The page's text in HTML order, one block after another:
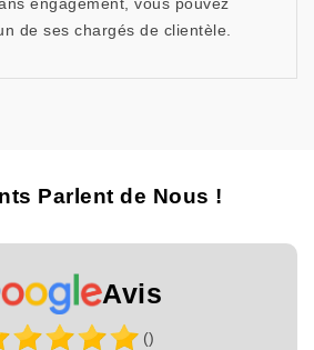
engagement, vous pouvez
de ses chargés de clientèle.
Parlent de Nous !
Avis
()